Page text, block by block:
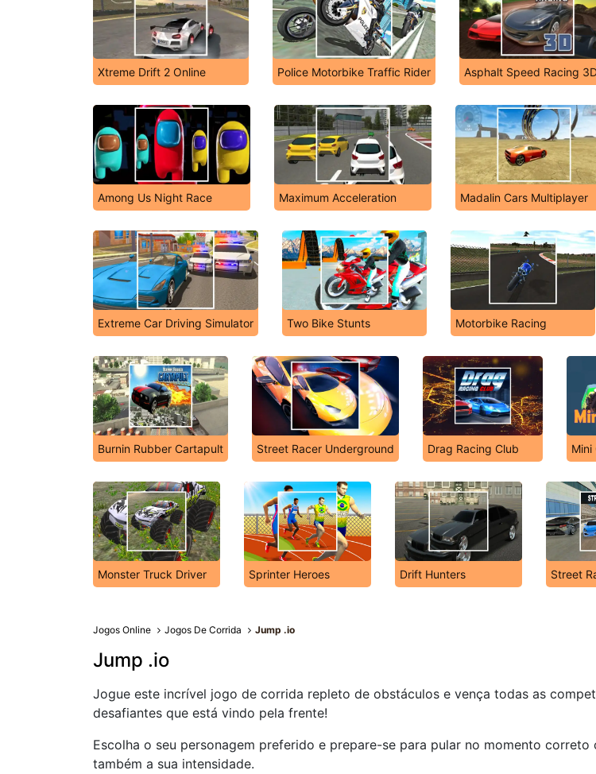
Xtreme Drift 2 Online Police Motorbike Traffic Rider Asphalt Speed Racing
Among Us Night Race Maximum Acceleration Madalin Cars Multiplayer
Extreme Car Driving Simulator Two Bike Stunts Motorbike Racing
Burnin Rubber Cartapult Street Racer Underground Drag Racing Club Mini
Monster Truck Driver Sprinter Heroes Drift Hunters Street
Jogos Online Jogos De Corrida Jump .io
Jump .io
Jogue este incrível jogo de corrida repleto de obstáculos e vença todas as
desafiantes que está vindo pela frente!
Escolha o seu personagem preferido e prepare-se para pular no momento correto
também a sua intensidade.